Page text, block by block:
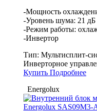
-Мощность
-Уровень шума: 21 дБ
-Режим работы:
-Инвертор
Тип: Мультисплит-
Инверторное
Купить Подробнее
Energolux